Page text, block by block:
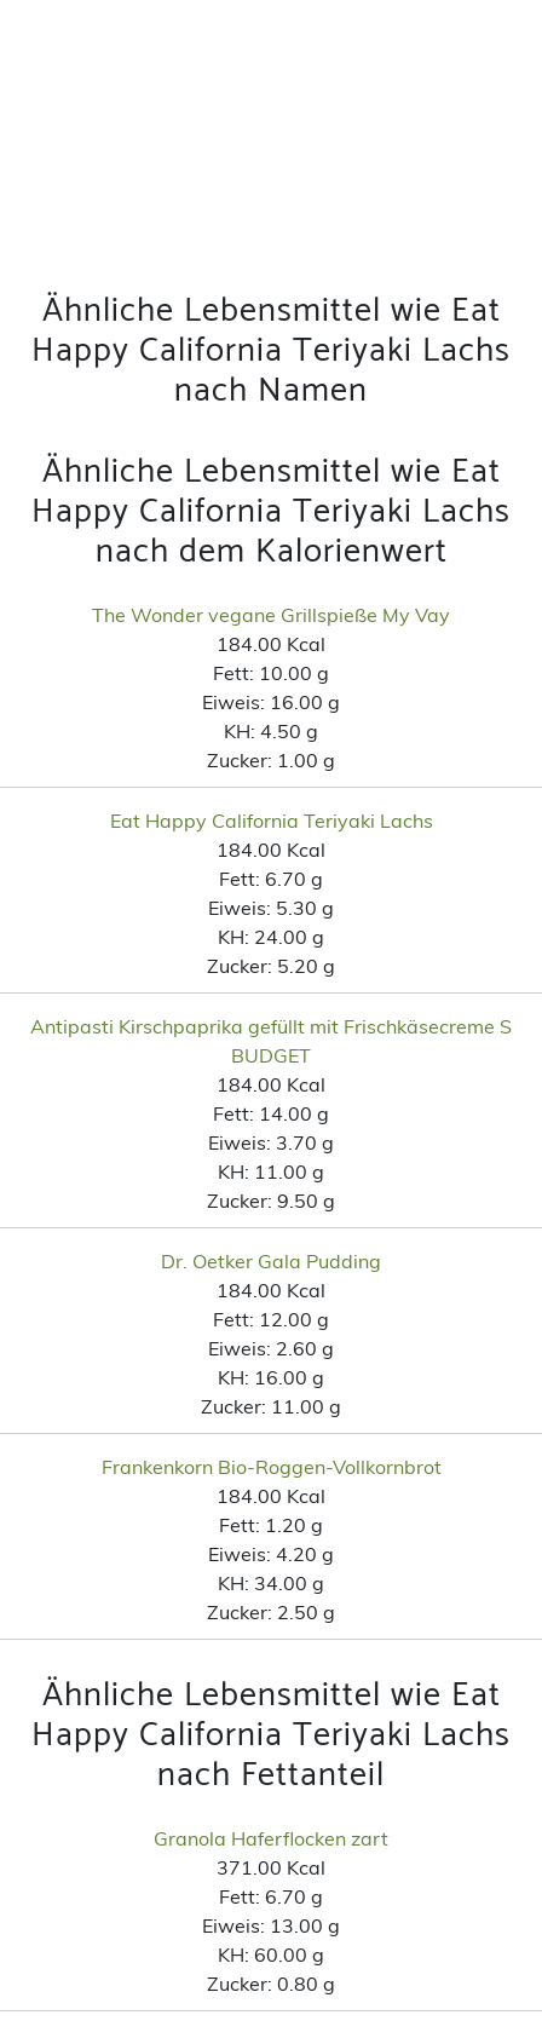
Ähnliche Lebensmittel wie Eat
Happy California Teriyaki Lachs
nach Namen
Ähnliche Lebensmittel wie Eat
Happy California Teriyaki Lachs
nach dem Kalorienwert
The Wonder vegane Grillspieße My Vay
184.00 Kcal
Fett: 10.00 g
Eiweis: 16.00 g
KH: 4.50 g
Zucker: 1.00 g
Eat Happy California Teriyaki Lachs
184.00 Kcal
Fett: 6.70 g
Eiweis: 5.30 g
KH: 24.00 g
Zucker: 5.20 g
Antipasti Kirschpaprika gefüllt mit Frischkäsecreme S
BUDGET
184.00 Kcal
Fett: 14.00 g
Eiweis: 3.70 g
KH: 11.00 g
Zucker: 9.50 g
Dr. Oetker Gala Pudding
184.00 Kcal
Fett: 12.00 g
Eiweis: 2.60 g
KH: 16.00 g
Zucker: 11.00 g
Frankenkorn Bio-Roggen-Vollkornbrot
184.00 Kcal
Fett: 1.20 g
Eiweis: 4.20 g
KH: 34.00 g
Zucker: 2.50 g
Ähnliche Lebensmittel wie Eat
Happy California Teriyaki Lachs
nach Fettanteil
Granola Haferflocken zart
371.00 Kcal
Fett: 6.70 g
Eiweis: 13.00 g
KH: 60.00 g
Zucker: 0.80 g